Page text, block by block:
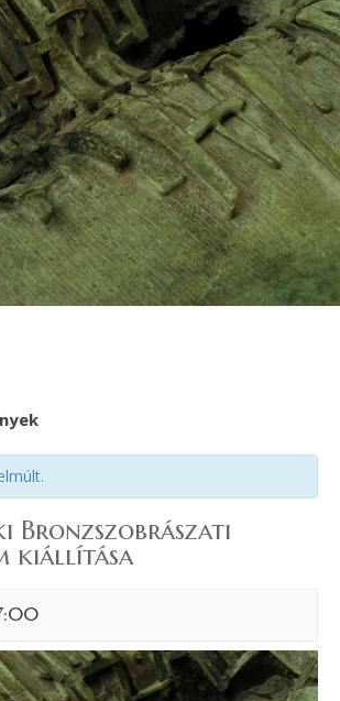
Bronzszobrászati
kiállítása